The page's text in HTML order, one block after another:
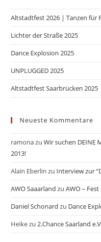
Altstadtfest 2026 | Tanzen für
Lichter der Straße 2025
Dance Explosion 2025
UNPLUGGED 2025
Altstadtfest Saarbrücken 2025
Neueste Kommentare
ramonazuWir suchen DEINE
2013!
Alain Eberlin zu Interview zur
AWO Saaarland zuAWO –
Daniel Schonard zu Dance
Heikezu2.Chance Saarland